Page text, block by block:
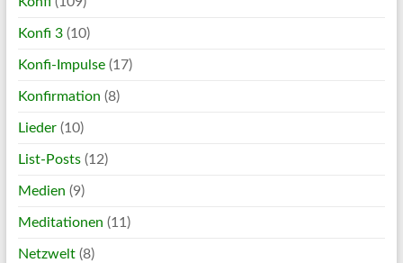
Konfi 3(10)
Konfi-Impulse(17)
Konfirmation (8)
Lieder(10)
List-Posts(12)
Medien (9)
Meditationen (11)
Netzwelt(8)